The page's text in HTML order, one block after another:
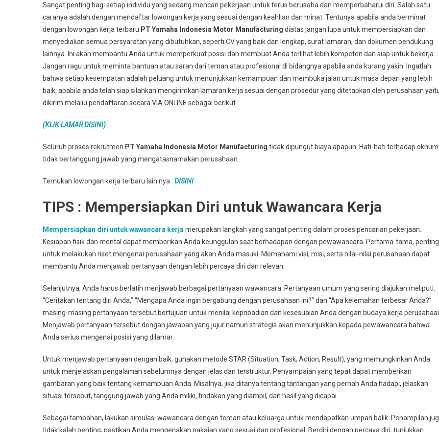
Sangat penting bagi setiap individu yang sedang mencari pekerjaan untuk terus berusaha dan memperbaharui diri. Salah satu
caranya adalah dengan mendaftar lowongan kerja yang sesuai dengan keahlian dan minat. Tentunya apabila anda berminat
dengan lowongan kerja terbaru PT Yamaha Indonesia Motor Manufacturing diatas jangan lupa untuk mempersiapkan dan
menyediakan semua persyaratan yang dibutuhkan, seperti CV yang baik dan lengkap, surat lamaran, dan dokumen pendukung
lainnya. Ini akan membantu Anda untuk memperkuat posisi dan membuat Anda terlihat lebih kompeten dan siap untuk bekerja.
Jangan ragu untuk meminta bantuan atau saran dari teman atau profesional di bidangnya apabila anda kurang yakin. Ingatlah
bahwa setiap kesempatan adalah peluang untuk menunjukkan kemampuan dan membuka jalan untuk masa depan yang lebih
baik, apabila anda telah siap silahkan mengirimkan lamaran kerja sesuai dengan prosedur yang ditetapkan oleh perusahaan
dikirim melalui pendaftaran secara VIA ONLINE sebagai berikut :
(KLIK LAMAR DISINI)
Seluruh proses rekrutmen PT Yamaha Indonesia Motor Manufacturing tidak dipungut biaya apapun. Hati-hati terhadap oknum
tidak bertanggung jawab yang mengatasnamakan perusahaan.
Temukan lowongan kerja terbaru lain nya : DISINI
TIPS : Mempersiapkan Diri untuk Wawancara Kerja
Mempersiapkan diri untuk wawancara kerja merupakan langkah yang sangat penting dalam proses pencarian pekerjaan.
Kesiapan fisik dan mental dapat memberikan Anda keunggulan saat berhadapan dengan pewawancara. Pertama-tama, penting
untuk melakukan riset mengenai perusahaan yang akan Anda masuki. Memahami visi, misi, serta nilai-nilai perusahaan dapat
membantu Anda menjawab pertanyaan dengan lebih percaya diri dan relevan.
Selanjutnya, Anda harus berlatih menjawab berbagai pertanyaan wawancara. Pertanyaan umum yang sering diajukan meliputi:
“Ceritakan tentang diri Anda,” “Mengapa Anda ingin bergabung dengan perusahaan ini?” dan “Apa kelemahan terbesar Anda?”
masing-masing pertanyaan tersebut bertujuan untuk menilai kepribadian dan kesesuaian Anda dengan budaya kerja
Menjawab pertanyaan tersebut dengan jawaban yang jujur namun strategis akan menunjukkan kepada pewawancara bahwa
Anda serius mengenai posisi yang dilamar.
Untuk menjawab pertanyaan dengan baik, gunakan metode STAR (Situation, Task, Action, Result), yang memungkinkan Anda
untuk menjelaskan pengalaman sebelumnya dengan jelas dan terstruktur. Penyampaian yang tepat dapat memberikan
gambaran yang baik tentang kemampuan Anda. Misalnya, jika ditanya tentang tantangan yang pernah Anda hadapi, jelaskan
situasi tersebut, tanggung jawab yang Anda miliki, tindakan yang diambil, dan hasil yang dicapai.
Sebagai tambahan, lakukan simulasi wawancara dengan teman atau keluarga untuk mendapatkan umpan balik. Penampilan
tidak kalah penting; pastikan Anda mengenakan pakaian yang sesuai dan profesional. Berdiri dengan percaya diri, tunjukkan